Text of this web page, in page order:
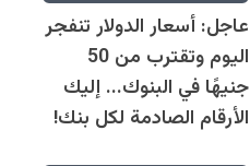
عاجل: أسعار الدولار تنفجر
اليوم وتقترب من 50
جنيهًا في البنوك... إليك
الأرقام الصادمة لكل بنك!